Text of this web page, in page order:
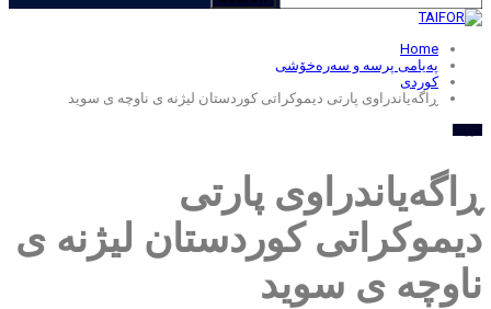
Home
پەیامی پرسە و سەرەخۆشی
کوردی
ڕاگەیاندراوی پارتی دیموکراتی کوردستان لیژنه ی ناوچه ی سوید
ڕاگەیاندراوی پارتی
دیموکراتی کوردستان لیژنه ی
ناوچه ی سوید